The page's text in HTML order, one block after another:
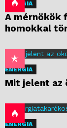
ENERGIA
A
homokkal
ENERGIA
Mit jelent az
ENERGIA